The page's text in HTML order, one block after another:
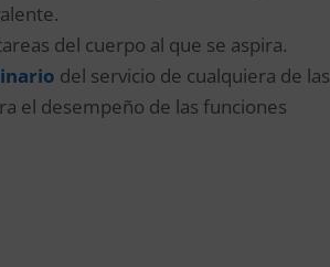
del cuerpo al que se aspira.
del servicio de cualquiera de las
el desempeño de las funciones